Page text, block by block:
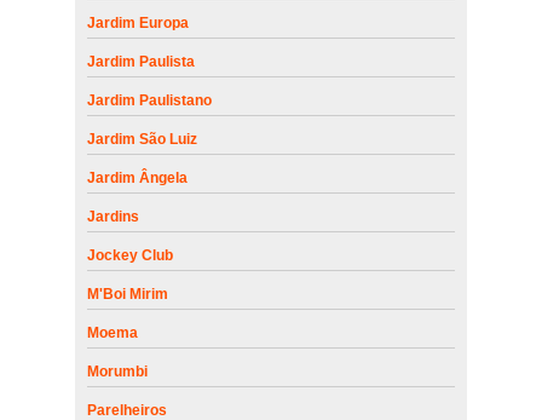
Jardim Europa
Jardim Paulista
Jardim Paulistano
Jardim São Luiz
Jardim Ângela
Jardins
Jockey Club
M'Boi Mirim
Moema
Morumbi
Parelheiros